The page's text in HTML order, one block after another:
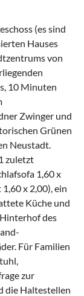
(es sind
Hauses
von
10 Minuten
Zwinger und
Grünen
Neustadt.
zuletzt
1,60 x
x 2,00), ein
Küche und
des
Für Familien
zur
die Haltestellen